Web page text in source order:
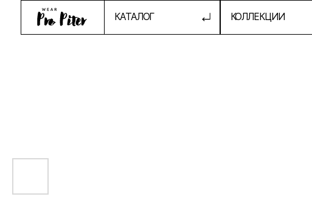
КАТАЛОГ КОЛЛЕКЦИИ